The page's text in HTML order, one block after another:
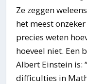
Ze zeggen
het meest
precies weten
hoeveel niet. Een
Albert Einstein is:
difficulties in